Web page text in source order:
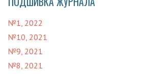
№1, 2022
№10, 2021
№9, 2021
№8, 2021